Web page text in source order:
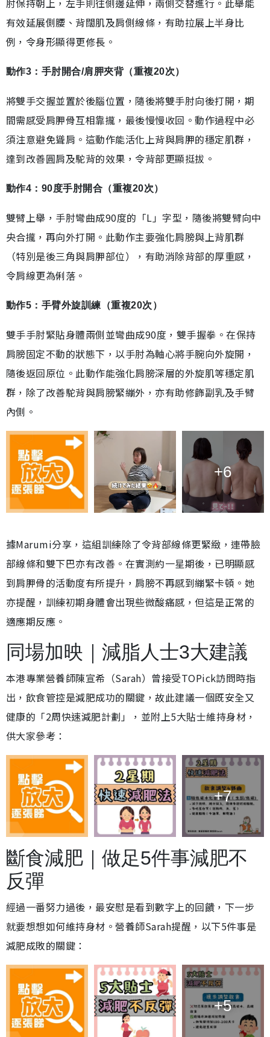
肘保持朝上，左手則往側邊延伸，兩側交替進行。此舉能
有效延展側腰、背闊肌及肩側線條，有助拉展上半身比
例，令身形顯得更修長。
動作3：手肘開合/肩胛夾背（重複20次）
將雙手交握並置於後腦位置，隨後將雙手肘向後打開，期
間需感受肩胛骨互相靠攏，最後慢慢收回。動作過程中必
須注意避免聳肩。這動作能活化上背與肩胛的穩定肌群，
達到改善圓肩及駝背的效果，令背部更顯挺拔。
動作4：90度手肘開合（重複20次）
雙臂上舉，手肘彎曲成90度的「L」字型，隨後將雙臂向中
央合攏，再向外打開。此動作主要強化肩膀與上背肌群
（特別是後三角與肩胛部位），有助消除背部的厚重感，
令肩線更為俐落。
動作5：手臂外旋訓練（重複20次）
雙手手肘緊貼身體兩側並彎曲成90度，雙手握拳。在保持
肩膀固定不動的狀態下，以手肘為軸心將手腕向外旋開，
隨後返回原位。此動作能強化肩膀深層的外旋肌等穩定肌
群，除了改善駝背與肩膀緊繃外，亦有助修飾副乳及手臂
內側。
+6
據Marumi分享，這組訓練除了令背部線條更緊緻，連帶臉
部線條和雙下巴亦有改善。在實測約一星期後，已明顯感
到肩胛骨的活動度有所提升，肩膀不再感到繃緊卡頓。她
亦提醒，訓練初期身體會出現些微酸痛感，但這是正常的
適應期反應。
同場加映｜減脂人士3大建議
本港專業營養師陳宣希（Sarah）曾接受TOPick訪問時指
出，飲食管控是減肥成功的關鍵，故此建議一個既安全又
健康的「2周快速減肥計劃」，並附上5大貼士維持身材，
供大家參考：
+7
斷食減肥｜做足5件事減肥不
反彈
經過一番努力過後，最安慰是看到數字上的回饋，下一步
就要想想如何維持身材。營養師Sarah提醒，以下5件事是
減肥成敗的關鍵：
+5